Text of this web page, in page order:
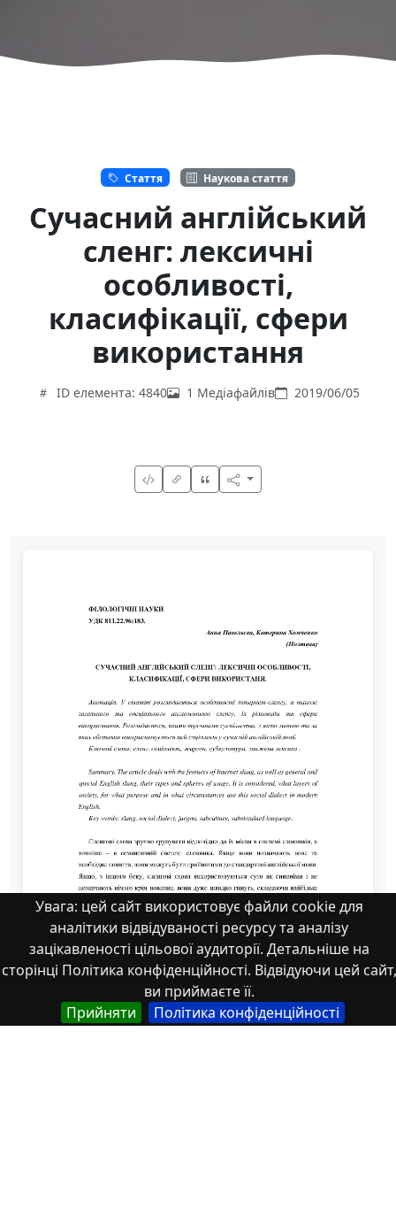
Увага: цей сайт використовує файли cookie для
аналітики відвідуваності ресурсу та аналізу
зацікавленості цільової аудиторії. Детальніше на
сторінці Політика конфіденційності. Відвідуючи цей сайт,
ви приймаєте її.
Прийняти
Політика конфіденційності
Стаття Наукова стаття
Сучасний англійський
сленг: лексичні
особливості,
класифікації, сфери
використання
ID елемента: 4840 1 Медіафайлів 2019/06/05
81 Павельєва